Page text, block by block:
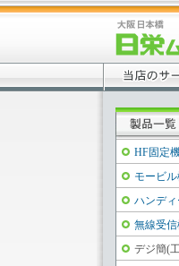
HF固定
モービ
ハンデ
無線受
デジ簡(